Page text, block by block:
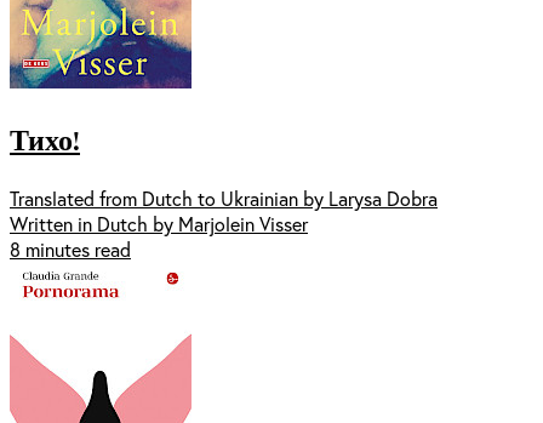
Тихо!
Translated from Dutch to Ukrainian by Larysa Dobra
Written in Dutch by Marjolein Visser
8 minutes read